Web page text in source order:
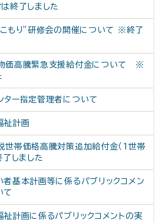
終了しました
もり”研修会の開催について ※終了
価高騰緊急支援給付金について ※
ター指定管理者について
祉計画
世帯価格高騰対策追加給付金（1世帯
しました
基本計画等に係るパブリックコメン
て
計画に係るパブリックコメントの実